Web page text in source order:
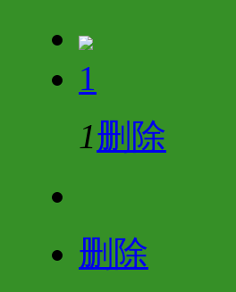
1
1删除
删除